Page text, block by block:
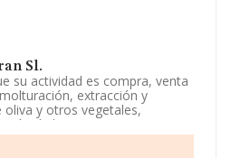
Sl.
su actividad es compra, venta
extracción y
y otros vegetales,
de los mismos y sus
venta y alquiler de fincas